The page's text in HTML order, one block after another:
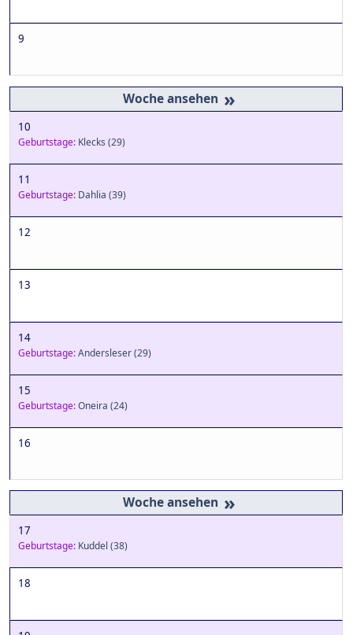
9
»
10
Geburtstage: Klecks (29)
11
Geburtstage: Dahlia (39)
12
13
14
Geburtstage:Andersleser(29)
15
Geburtstage:Oneira (24)
16
»
17
Geburtstage: Kuddel (38)
18